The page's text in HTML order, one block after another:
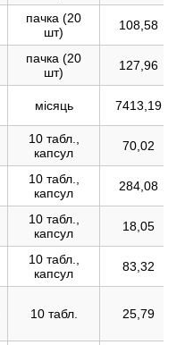
пачка (20
шт)
108,58
пачка (20
шт)
127,96
місяць 7413,19
10 табл.,
капсул
70,02
10 табл.,
капсул
284,08
10 табл.,
капсул
18,05
10 табл.,
капсул
83,32
10 табл. 25,79